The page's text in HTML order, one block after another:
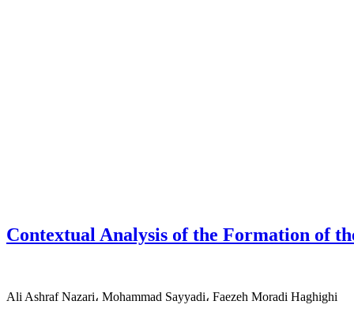
Contextual Analysis of the Formation of
Ali Ashraf Nazari، Mohammad Sayyadi، Faezeh Moradi Haghighi